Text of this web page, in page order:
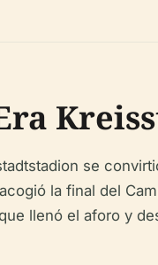
se
la final del
llenó el aforo y